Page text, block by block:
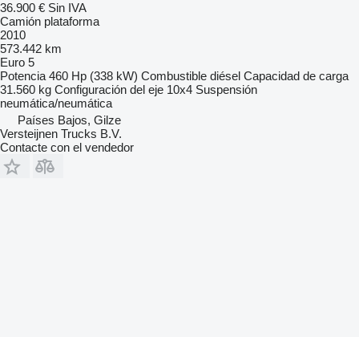
36.900 € Sin IVA
Camión plataforma
2010
573.442 km
Euro 5
Potencia 460 Hp (338 kW) Combustible diésel Capacidad de carga
31.560 kg Configuración del eje 10x4 Suspensión
neumática/neumática
Países Bajos, Gilze
Versteijnen Trucks B.V.
Contacte con el vendedor